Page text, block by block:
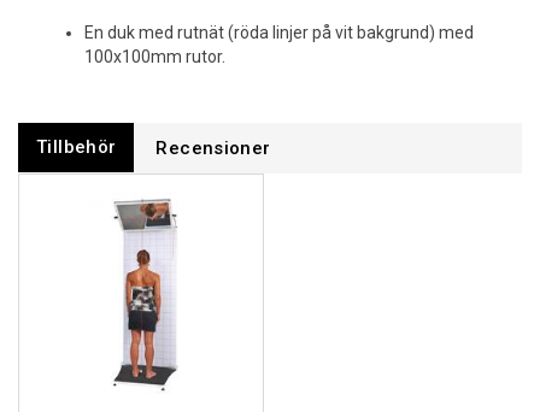
En duk med rutnät (röda linjer på vit bakgrund) med
100x100mm rutor.
Tillbehör Recensioner